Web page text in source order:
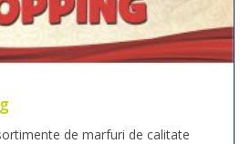
de marfuri de calitate